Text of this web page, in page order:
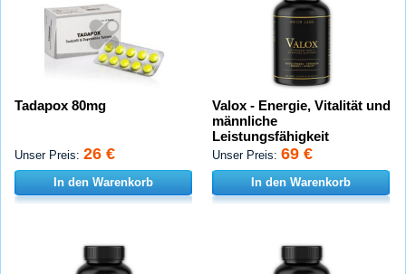
Tadapox 80mg
Unser Preis: 26 €
In den Warenkorb
Valox - Energie, Vitalität und
männliche
Leistungsfähigkeit
Unser Preis: 69 €
In den Warenkorb